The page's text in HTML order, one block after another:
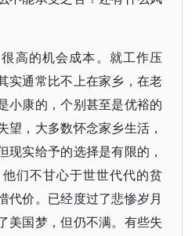
高的机会成本。就工作压
实通常比不上在家乡，在老
小康的，个别甚至是优裕的
望，大多数怀念家乡生活，
现实给予的选择是有限的，
们不甘心于世世代代的贫
代价。已经度过了悲惨岁月
美国梦，但仍不满。有些失